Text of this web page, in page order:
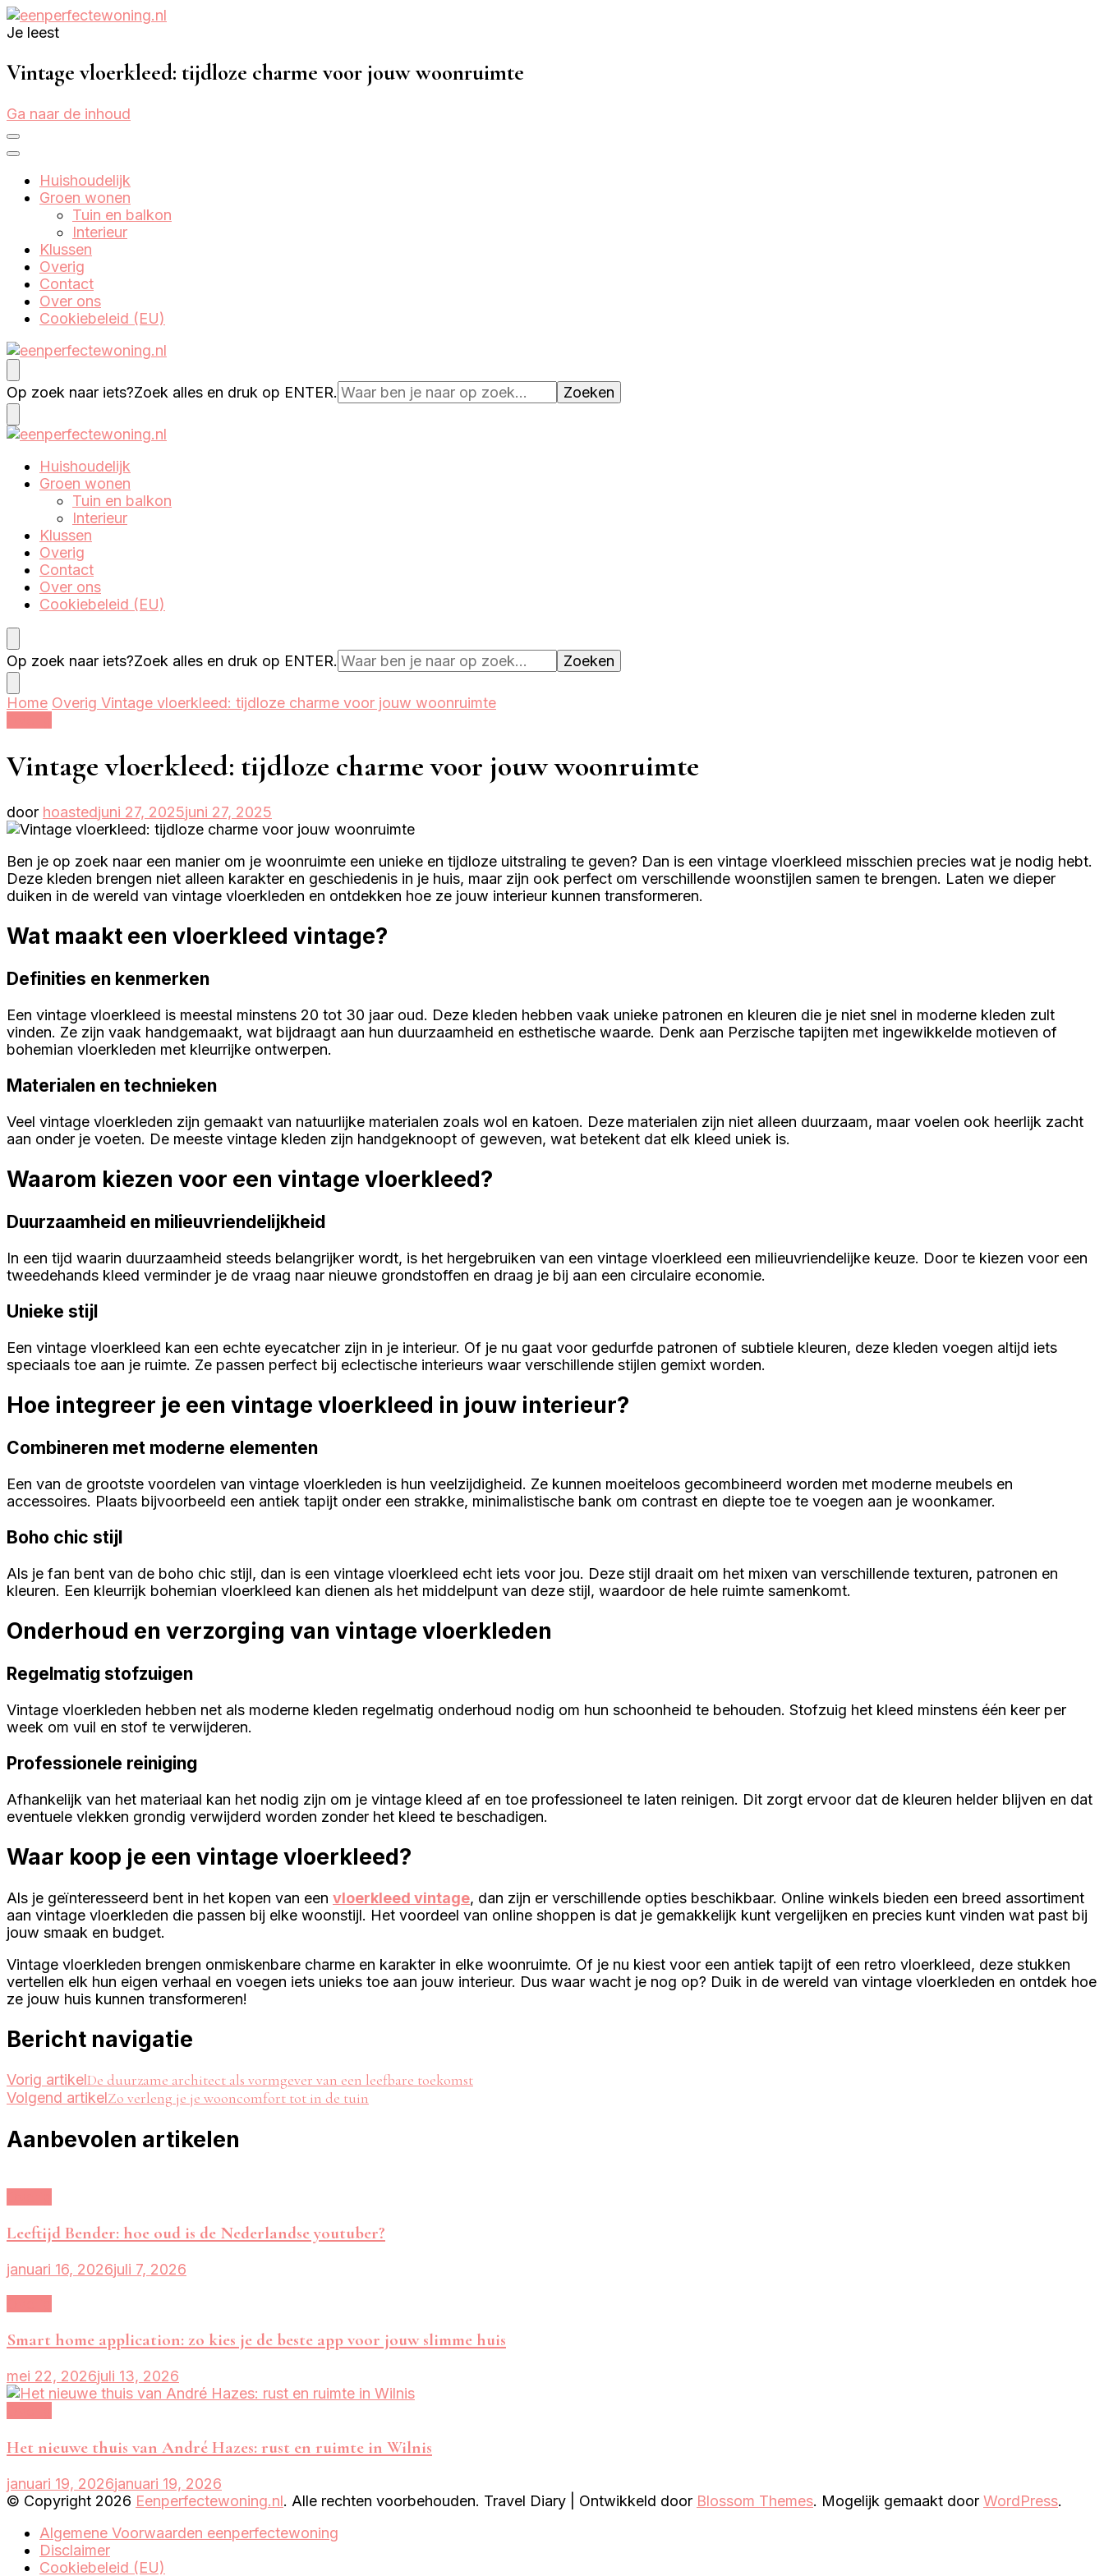
Je leest
Vintage vloerkleed: tijdloze charme voor jouw woonruimte
Ga naar de inhoud
Huishoudelijk
Groen wonen
Tuin en balkon
Interieur
Klussen
Overig
Contact
Over ons
Cookiebeleid (EU)
Eenperfectewoning.nl
We brengen jouw droomhuis tot leven
Op zoek naar iets?Zoek alles en druk op ENTER.
Eenperfectewoning.nl
We brengen jouw droomhuis tot leven
Huishoudelijk
Groen wonen
Tuin en balkon
Interieur
Klussen
Overig
Contact
Over ons
Cookiebeleid (EU)
Op zoek naar iets?Zoek alles en druk op ENTER.
Home Overig Vintage vloerkleed: tijdloze charme voor jouw woonruimte
Vintage vloerkleed: tijdloze charme voor jouw woonruimte
door hoastedjuni 27, 2025juni 27, 2025
Ben je op zoek naar een manier om je woonruimte een unieke en tijdloze uitstraling te geven? Dan is een vintage vloerkleed misschien precies wat je nodig hebt.
Deze kleden brengen niet alleen karakter en geschiedenis in je huis, maar zijn ook perfect om verschillende woonstijlen samen te brengen. Laten we dieper
duiken in de wereld van vintage vloerkleden en ontdekken hoe ze jouw interieur kunnen transformeren.
Wat maakt een vloerkleed vintage?
Definities en kenmerken
Een vintage vloerkleed is meestal minstens 20 tot 30 jaar oud. Deze kleden hebben vaak unieke patronen en kleuren die je niet snel in moderne kleden zult
vinden. Ze zijn vaak handgemaakt, wat bijdraagt aan hun duurzaamheid en esthetische waarde. Denk aan Perzische tapijten met ingewikkelde motieven of
bohemian vloerkleden met kleurrijke ontwerpen.
Materialen en technieken
Veel vintage vloerkleden zijn gemaakt van natuurlijke materialen zoals wol en katoen. Deze materialen zijn niet alleen duurzaam, maar voelen ook heerlijk zacht
aan onder je voeten. De meeste vintage kleden zijn handgeknoopt of geweven, wat betekent dat elk kleed uniek is.
Waarom kiezen voor een vintage vloerkleed?
Duurzaamheid en milieuvriendelijkheid
In een tijd waarin duurzaamheid steeds belangrijker wordt, is het hergebruiken van een vintage vloerkleed een milieuvriendelijke keuze. Door te kiezen voor een
tweedehands kleed verminder je de vraag naar nieuwe grondstoffen en draag je bij aan een circulaire economie.
Unieke stijl
Een vintage vloerkleed kan een echte eyecatcher zijn in je interieur. Of je nu gaat voor gedurfde patronen of subtiele kleuren, deze kleden voegen altijd iets
speciaals toe aan je ruimte. Ze passen perfect bij eclectische interieurs waar verschillende stijlen gemixt worden.
Hoe integreer je een vintage vloerkleed in jouw interieur?
Combineren met moderne elementen
Een van de grootste voordelen van vintage vloerkleden is hun veelzijdigheid. Ze kunnen moeiteloos gecombineerd worden met moderne meubels en
accessoires. Plaats bijvoorbeeld een antiek tapijt onder een strakke, minimalistische bank om contrast en diepte toe te voegen aan je woonkamer.
Boho chic stijl
Als je fan bent van de boho chic stijl, dan is een vintage vloerkleed echt iets voor jou. Deze stijl draait om het mixen van verschillende texturen, patronen en
kleuren. Een kleurrijk bohemian vloerkleed kan dienen als het middelpunt van deze stijl, waardoor de hele ruimte samenkomt.
Onderhoud en verzorging van vintage vloerkleden
Regelmatig stofzuigen
Vintage vloerkleden hebben net als moderne kleden regelmatig onderhoud nodig om hun schoonheid te behouden. Stofzuig het kleed minstens één keer per
week om vuil en stof te verwijderen.
Professionele reiniging
Afhankelijk van het materiaal kan het nodig zijn om je vintage kleed af en toe professioneel te laten reinigen. Dit zorgt ervoor dat de kleuren helder blijven en dat
eventuele vlekken grondig verwijderd worden zonder het kleed te beschadigen.
Waar koop je een vintage vloerkleed?
Als je geïnteresseerd bent in het kopen van een vloerkleed vintage, dan zijn er verschillende opties beschikbaar. Online winkels bieden een breed assortiment
aan vintage vloerkleden die passen bij elke woonstijl. Het voordeel van online shoppen is dat je gemakkelijk kunt vergelijken en precies kunt vinden wat past bij
jouw smaak en budget.
Vintage vloerkleden brengen onmiskenbare charme en karakter in elke woonruimte. Of je nu kiest voor een antiek tapijt of een retro vloerkleed, deze stukken
vertellen elk hun eigen verhaal en voegen iets unieks toe aan jouw interieur. Dus waar wacht je nog op? Duik in de wereld van vintage vloerkleden en ontdek hoe
ze jouw huis kunnen transformeren!
Bericht navigatie
Vorig artikelDe duurzame architect als vormgever van een leefbare toekomst
Volgend artikelZo verleng je je wooncomfort tot in de tuin
Aanbevolen artikelen
Leeftijd Bender: hoe oud is de Nederlandse youtuber?
januari 16, 2026juli 7, 2026
Smart home application: zo kies je de beste app voor jouw slimme huis
mei 22, 2026juli 13, 2026
Het nieuwe thuis van André Hazes: rust en ruimte in Wilnis
januari 19, 2026januari 19, 2026
© Copyright 2026 Eenperfectewoning.nl. Alle rechten voorbehouden. Travel Diary | Ontwikkeld door Blossom Themes. Mogelijk gemaakt door WordPress.
Algemene Voorwaarden eenperfectewoning
Disclaimer
Cookiebeleid (EU)